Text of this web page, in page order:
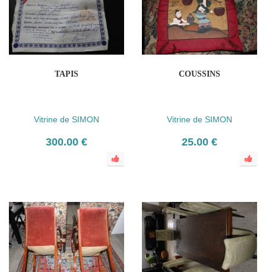
TAPIS
Vitrine de SIMON
300.00 €
COUSSINS
Vitrine de SIMON
25.00 €